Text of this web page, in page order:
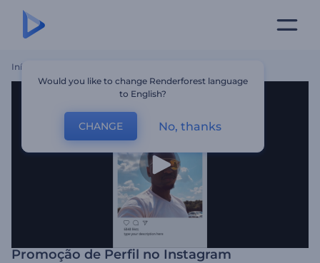
Início
Promoção de Perfil no Instagram
Would you like to change Renderforest language
to English?
CHANGE No, thanks